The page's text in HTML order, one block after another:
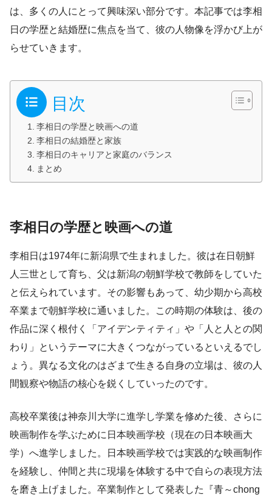
は、多くの人にとって興味深い部分です。本記事では李相
日の学歴と結婚歴に焦点を当て、彼の人物像を浮かび上が
らせていきます。
目次
李相日の学歴と映画への道
李相日の結婚歴と家族
李相日のキャリアと家庭のバランス
まとめ
李相日の学歴と映画への道
李相日は1974年に新潟県で生まれました。彼は在日朝鮮
人三世として育ち、父は新潟の朝鮮学校で教師をしていた
と伝えられています。その影響もあって、幼少期から高校
卒業まで朝鮮学校に通いました。この時期の体験は、後の
作品に深く根付く「アイデンティティ」や「人と人との関
わり」というテーマに大きくつながっているといえるでし
ょう。異なる文化のはざまで生きる自身の立場は、彼の人
間観察や物語の核心を鋭くしていったのです。
高校卒業後は神奈川大学に進学し学業を修めた後、さらに
映画制作を学ぶために日本映画学校（現在の日本映画大
学）へ進学しました。日本映画学校では実践的な映画制作
を経験し、仲間と共に現場を体験する中で自らの表現方法
を磨き上げました。卒業制作として発表した『青～chong